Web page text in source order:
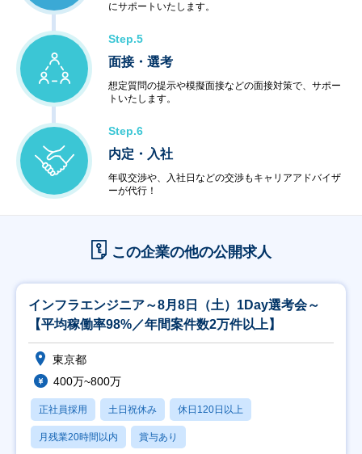
にサポートいたします。
Step.5
面接・選考
想定質問の提示や模擬面接などの面接対策で、サポー
トいたします。
Step.6
内定・入社
年収交渉や、入社日などの交渉もキャリアアドバイザ
ーが代行！
この企業の他の公開求人
インフラエンジニア～8月8日（土）1Day選考会～
【平均稼働率98%／年間案件数2万件以上】
東京都
400万~800万
正社員採用 土日祝休み 休日120日以上
月残業20時間以内 賞与あり